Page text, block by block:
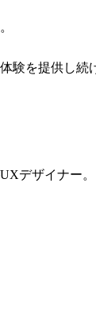
を提供し続
デザイナー。